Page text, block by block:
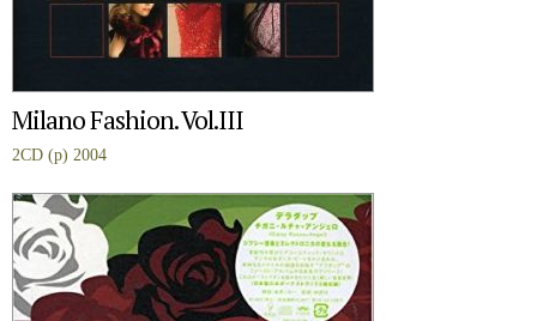
Milano Fashion. Vol.III
2CD (p) 2004